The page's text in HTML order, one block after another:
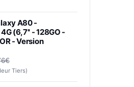
A80 -
(6,7'' - 128GO -
- Version
Tiers)